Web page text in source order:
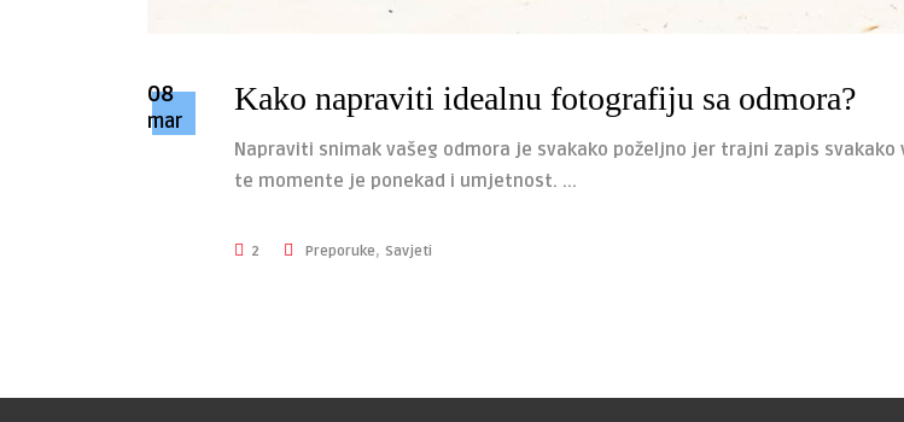
08
mar
Kako napraviti idealnu fotografiju sa odmora?
Napraviti snimak vašeg odmora je svakako poželjno jer trajni zapis
te momente je ponekad i umjetnost.
2 Preporuke, Savjeti